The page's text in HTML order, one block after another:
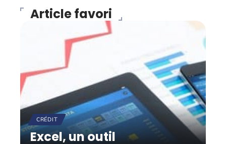
Article favori
CRÉDIT
Excel, un outil